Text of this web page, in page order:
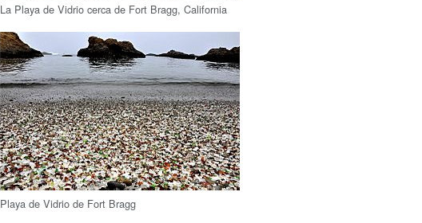
La Playa de Vidrio cerca de Fort Bragg, California
Playa de Vidrio de Fort Bragg